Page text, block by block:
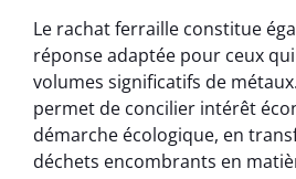
Le rachat ferraille constitue
réponse adaptée pour ceux
volumes significatifs de
permet de concilier intérêt
démarche écologique, en
déchets encombrants en